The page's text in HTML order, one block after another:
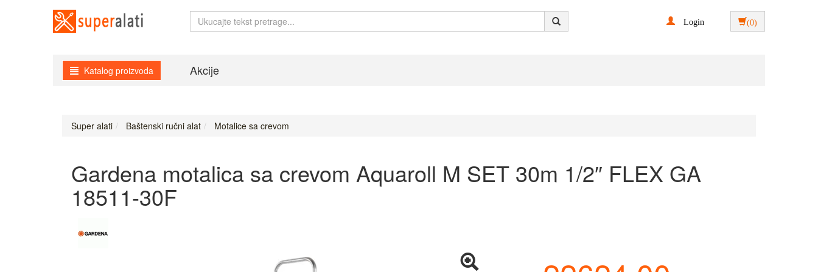
Login (0)
Katalog proizvoda Akcije
Super alati Baštenski ručni alat Motalice sa crevom
Gardena motalica sa crevom Aquaroll M SET 30m 1/2″ FLEX GA
18511-30F